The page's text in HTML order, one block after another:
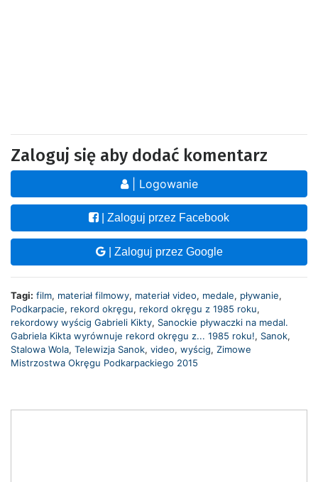
Zaloguj się aby dodać komentarz
| Logowanie
| Zaloguj przez Facebook
| Zaloguj przez Google
Tagi: film, materiał filmowy, materiał video, medale, pływanie,
Podkarpacie, rekord okręgu, rekord okręgu z 1985 roku,
rekordowy wyścig Gabrieli Kikty, Sanockie pływaczki na medal.
Gabriela Kikta wyrównuje rekord okręgu z... 1985 roku!, Sanok,
Stalowa Wola, Telewizja Sanok, video, wyścig, Zimowe
Mistrzostwa Okręgu Podkarpackiego 2015